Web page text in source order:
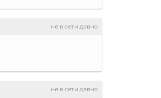
не в сети давно
не в сети давно